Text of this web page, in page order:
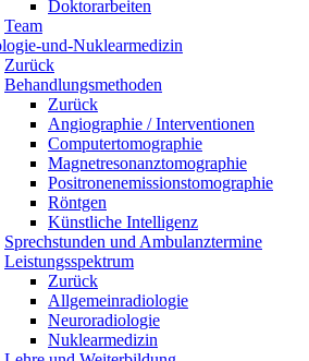
Doktorarbeiten
Team
und-Nuklearmedizin
Zurück
Behandlungsmethoden
Zurück
Angiographie / Interventionen
Computertomographie
Magnetresonanztomographie
Positronenemissionstomographie
Röntgen
Künstliche Intelligenz
Sprechstunden und Ambulanztermine
Leistungsspektrum
Zurück
Allgemeinradiologie
Neuroradiologie
Nuklearmedizin